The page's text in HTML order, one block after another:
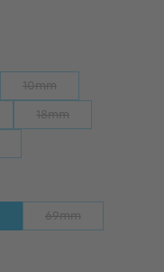
10mm
18mm
69mm